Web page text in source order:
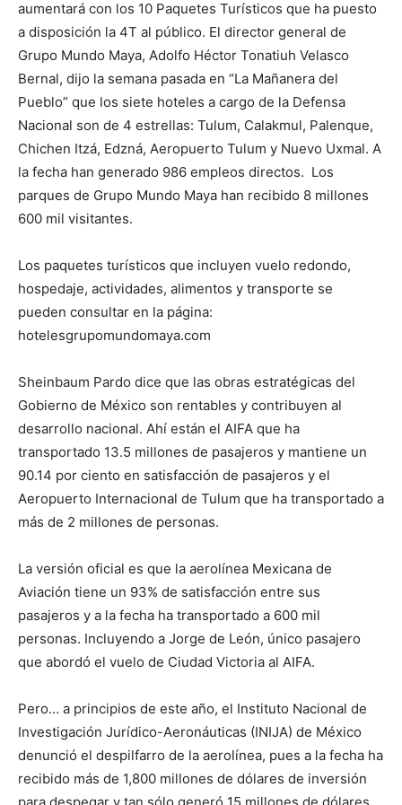
aumentará con los 10 Paquetes Turísticos que ha puesto
a disposición la 4T al público. El director general de
Grupo Mundo Maya, Adolfo Héctor Tonatiuh Velasco
Bernal, dijo la semana pasada en “La Mañanera del
Pueblo” que los siete hoteles a cargo de la Defensa
Nacional son de 4 estrellas: Tulum, Calakmul, Palenque,
Chichen Itzá, Edzná, Aeropuerto Tulum y Nuevo Uxmal. A
la fecha han generado 986 empleos directos. Los
parques de Grupo Mundo Maya han recibido 8 millones
600 mil visitantes.
Los paquetes turísticos que incluyen vuelo redondo,
hospedaje, actividades, alimentos y transporte se
pueden consultar en la página:
hotelesgrupomundomaya.com
Sheinbaum Pardo dice que las obras estratégicas del
Gobierno de México son rentables y contribuyen al
desarrollo nacional. Ahí están el AIFA que ha
transportado 13.5 millones de pasajeros y mantiene un
90.14 por ciento en satisfacción de pasajeros y el
Aeropuerto Internacional de Tulum que ha transportado a
más de 2 millones de personas.
La versión oficial es que la aerolínea Mexicana de
Aviación tiene un 93% de satisfacción entre sus
pasajeros y a la fecha ha transportado a 600 mil
personas. Incluyendo a Jorge de León, único pasajero
que abordó el vuelo de Ciudad Victoria al AIFA.
Pero… a principios de este año, el Instituto Nacional de
Investigación Jurídico-Aeronáuticas (INIJA) de México
denunció el despilfarro de la aerolínea, pues a la fecha ha
recibido más de 1,800 millones de dólares de inversión
para despegar y tan sólo generó 15 millones de dólares.